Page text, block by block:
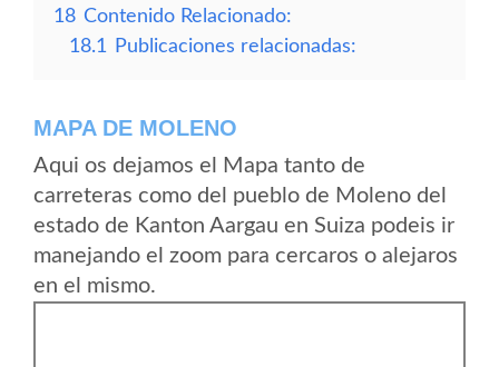
18 Contenido Relacionado:
18.1
Publicaciones relacionadas:
MAPA DE MOLENO
Aqui os dejamos el Mapa tanto de
carreteras como del pueblo de Moleno del
estado de Kanton Aargau en Suiza podeis ir
manejando el zoom para cercaros o alejaros
en el mismo.